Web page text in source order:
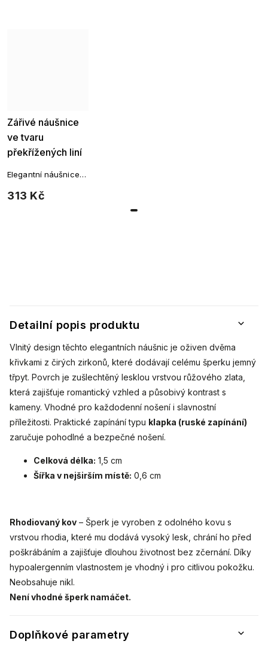
Detailní popis produktu
Vlnitý design těchto elegantních náušnic je oživen dvěma
křivkami z čirých zirkonů, které dodávají celému šperku jemný
třpyt. Povrch je zušlechtěný lesklou vrstvou růžového zlata,
která zajišťuje romantický vzhled a působivý kontrast s
kameny. Vhodné pro každodenní nošení i slavnostní
příležitosti. Praktické zapínání typu klapka (ruské zapínání)
zaručuje pohodlné a bezpečné nošení.
Celková délka: 1,5 cm
Šířka v nejširším místě: 0,6 cm
Rhodiovaný kov – Šperk je vyroben z odolného kovu s
vrstvou rhodia, které mu dodává vysoký lesk, chrání ho před
poškrábáním a zajišťuje dlouhou životnost bez zčernání. Díky
hypoalergenním vlastnostem je vhodný i pro citlivou pokožku.
Neobsahuje nikl.
Není vhodné šperk namáčet.
Doplňkové parametry
Zářivé náušnice
ve tvaru
překřížených liní
zlatem 2047
313 Kč
Elegantní náušnice
překřížených liní,